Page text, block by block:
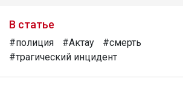
В статье
#полиция #Актау
#смерть
#трагический инцидент